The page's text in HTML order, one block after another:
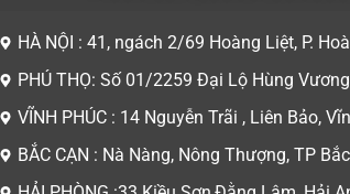
HÀ NỘI : 41, ngách 2/69 Hoàng Liệt, P.
PHÚ THỌ: Số 01/2259 Đại Lộ Hùng
VĨNH PHÚC : 14 Nguyễn Trãi , Liên Bảo,
BẮC CẠN : Nà Nàng, Nông Thượng, TP